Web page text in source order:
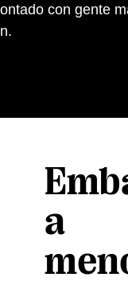
con gente
a